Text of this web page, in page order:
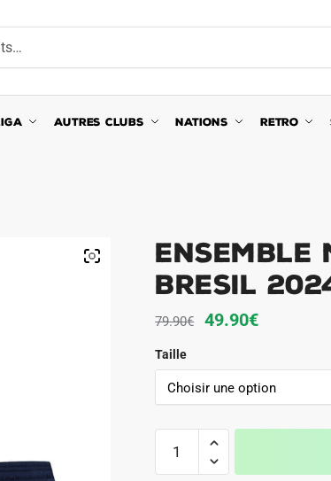
AUTRES CLUBS NATIONS RETRO
Bresil
79.90€
Le
initial
était :
49.90€Le
actuel
est :
Taille